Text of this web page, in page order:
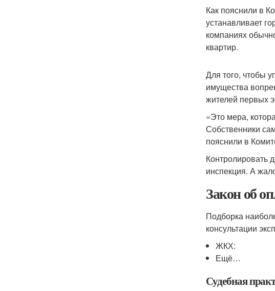
Как пояснили в
устанавливает
компаниях
квартир.
Для того, чтобы
имущества
жителей первых
«Это мера,
Собственники
пояснили в
Контролировать
инспекция. А
Закон об
Подборка
консультации
ЖКХ:
Ещё…
Судебная